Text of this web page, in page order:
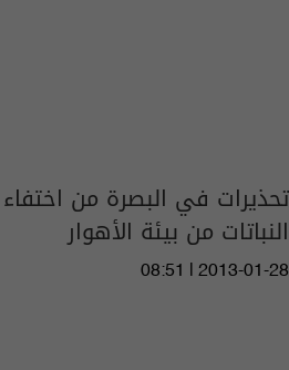
تحذيرات في البصرة من اختفاء
النباتات من بيئة الأهوار
08:51 | 2013-01-28